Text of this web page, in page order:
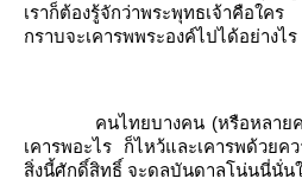
เราก็ต้องรู้จักว่าพระพุทธเจ้าคือใค
กราบจะเคารพพระองค์ไปได้อย่างไร
คนไทยบางคน (หรือหลาย
เคารพอะไร ก็ไหว้และเคารพด้วยค
สิ่งนี้ศักดิ์สิทธิ์ จะดลบันดาลโน่นนี่นั่น